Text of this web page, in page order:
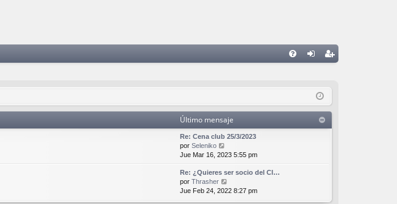
ar
ist
rs
Último mensaje
Re: Cena club 25/3/2023
por Seleniko
e
r
ú
l
t
Jue Mar 16, 2023 5:55 pm
Re: ¿Quieres ser socio del Cl…
por Thrasher
e
Jue Feb 24, 2022 8:27 pm